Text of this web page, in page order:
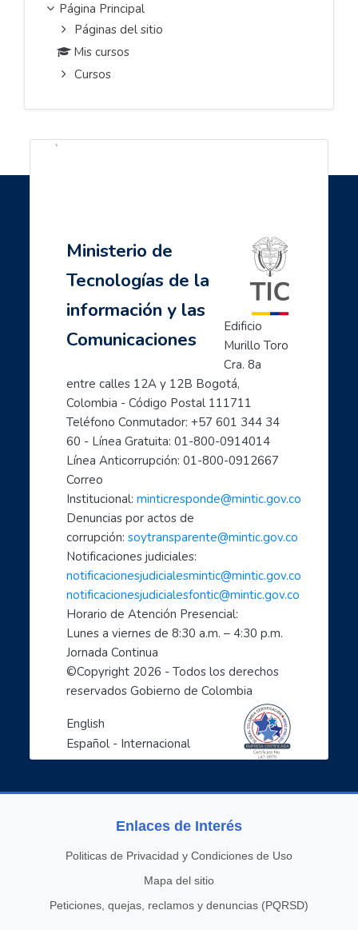
Página Principal
Páginas del sitio
Mis cursos
Cursos
`
Ministerio de
Tecnologías de la
información y las
Comunicaciones
Edificio
Murillo Toro
Cra. 8a
entre calles 12A y 12B Bogotá,
Colombia - Código Postal 111711
Teléfono Conmutador: +57 601 344 34
60 - Línea Gratuita: 01-800-0914014
Línea Anticorrupción: 01-800-0912667
Correo
Institucional: minticresponde@mintic.gov.co
Denuncias por actos de
corrupción: soytransparente@mintic.gov.co
Notificaciones judiciales:
notificacionesjudicialesmintic@mintic.gov.co
notificacionesjudicialesfontic@mintic.gov.co
Horario de Atención Presencial:
Lunes a viernes de 8:30 a.m. – 4:30 p.m.
Jornada Continua
©Copyright 2026 - Todos los derechos
reservados Gobierno de Colombia
English
Español - Internacional
Enlaces de Interés
Politicas de Privacidad y Condiciones de Uso
Mapa del sitio
Peticiones, quejas, reclamos y denuncias (PQRSD)